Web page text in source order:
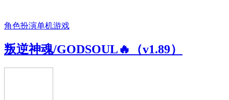
角色扮演单机游戏
叛逆神魂/GODSOUL🔥（v1.89）